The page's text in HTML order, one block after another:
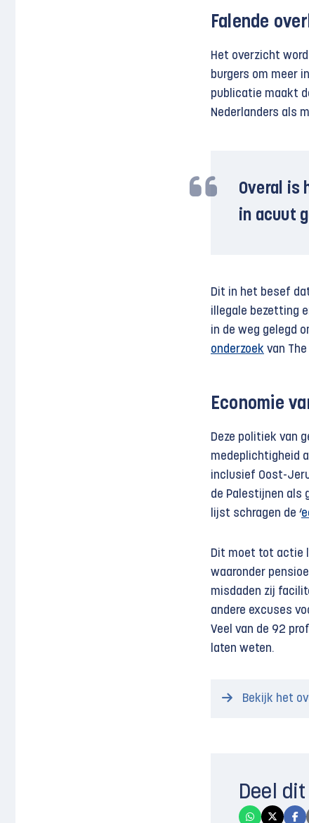
Falende
Het overzicht
burgers om meer
publicatie maakt
Nederlanders als
Overal is
in acuut
Dit in het besef
illegale bezetting
in de weg gelegd
onderzoek van
Economie
Deze politiek van
medeplichtigheid
inclusief Oost-
de Palestijnen als
lijst schragen de ‘
Dit moet tot actie
waaronder
misdaden zij
andere excuses
Veel van de 92
laten weten.
Bekijk het
Deel